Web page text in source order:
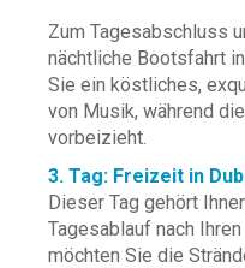
Zum Tagesabschluss
nächtliche Bootsfahrt
Sie ein köstliches,
von Musik, während
vorbeizieht.
3. Tag: Freizeit in
Dieser Tag gehört
Tagesablauf nach
möchten Sie die